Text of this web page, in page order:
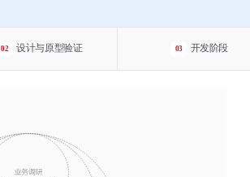
02 设计与原型验证 03 开发阶段